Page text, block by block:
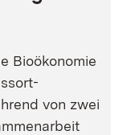
Bioökonomie
von zwei